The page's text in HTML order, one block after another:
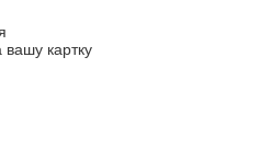
вашу картку